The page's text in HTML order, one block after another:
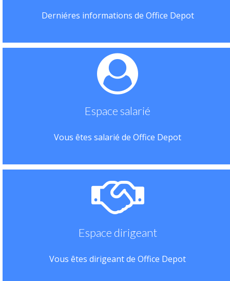
Derniéres informations de Office Depot
Espace salarié
Vous êtes salarié de Office Depot
Espace dirigeant
Vous êtes dirigeant de Office Depot